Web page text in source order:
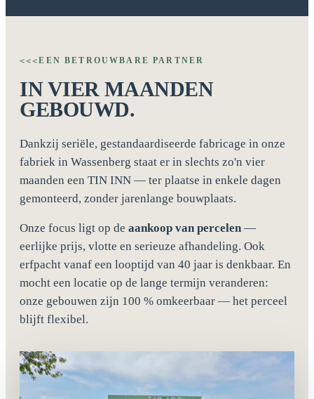
<<<EEN BETROUWBARE PARTNER
IN VIER MAANDEN
GEBOUWD.
Dankzij seriële, gestandaardiseerde fabricage in onze
fabriek in Wassenberg staat er in slechts zo'n vier
maanden een TIN INN — ter plaatse in enkele dagen
gemonteerd, zonder jarenlange bouwplaats.
Onze focus ligt op de aankoop van percelen —
eerlijke prijs, vlotte en serieuze afhandeling. Ook
erfpacht vanaf een looptijd van 40 jaar is denkbaar. En
mocht een locatie op de lange termijn veranderen:
onze gebouwen zijn 100 % omkeerbaar — het perceel
blijft flexibel.